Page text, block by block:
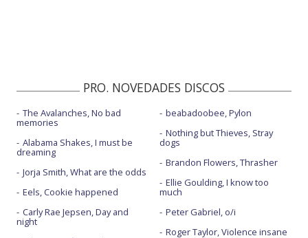
PRO. NOVEDADES DISCOS
The Avalanches, No bad
memories
Alabama Shakes, I must be
dreaming
Jorja Smith, What are the odds
Eels, Cookie happened
Carly Rae Jepsen, Day and
night
beabadoobee, Pylon
Nothing but Thieves, Stray
dogs
Brandon Flowers, Thrasher
Ellie Goulding, I know too
much
Peter Gabriel, o/i
Roger Taylor, Violence insane